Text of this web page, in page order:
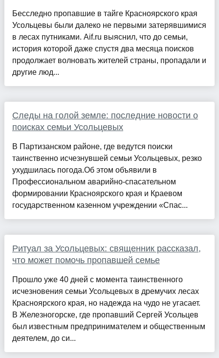
Бесследно пропавшие в тайге Красноярского края
Усольцевы были далеко не первыми затерявшимися
в лесах путниками. Aif.ru выяснил, что до семьи,
история которой даже спустя два месяца поисков
продолжает волновать жителей страны, пропадали и
другие люд...
Следы на голой земле: последние новости о
поисках семьи Усольцевых
В Партизанском районе, где ведутся поиски
таинственно исчезнувшей семьи Усольцевых, резко
ухудшилась погода.Об этом объявили в
Профессиональном аварийно-спасательном
формировании Красноярского края и Краевом
государственном казенном учреждении «Спас...
Ритуал за Усольцевых: священник рассказал,
что может помочь пропавшей семье
Прошло уже 40 дней с момента таинственного
исчезновения семьи Усольцевых в дремучих лесах
Красноярского края, но надежда на чудо не угасает.
В Железногорске, где пропавший Сергей Усольцев
был известным предпринимателем и общественным
деятелем, до си...